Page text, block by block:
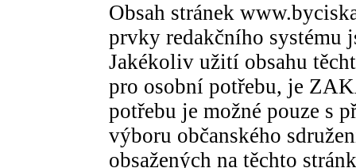
Obsah stránek
prvky redakčního systému
Jakékoliv užití obsahu
pro osobní potřebu, je
potřebu je možné pouze s
výboru občanského
obsažených na těchto